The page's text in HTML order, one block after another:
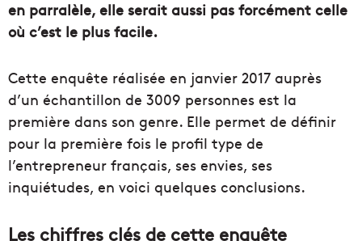
en parralèle, elle serait aussi pas forcément celle
où c’est le plus facile.
Cette enquête réalisée en janvier 2017 auprès
d’un échantillon de 3009 personnes est la
première dans son genre. Elle permet de définir
pour la première fois le profil type de
l’entrepreneur français, ses envies, ses
inquiétudes, en voici quelques conclusions.
Les chiffres clés de cette enquête